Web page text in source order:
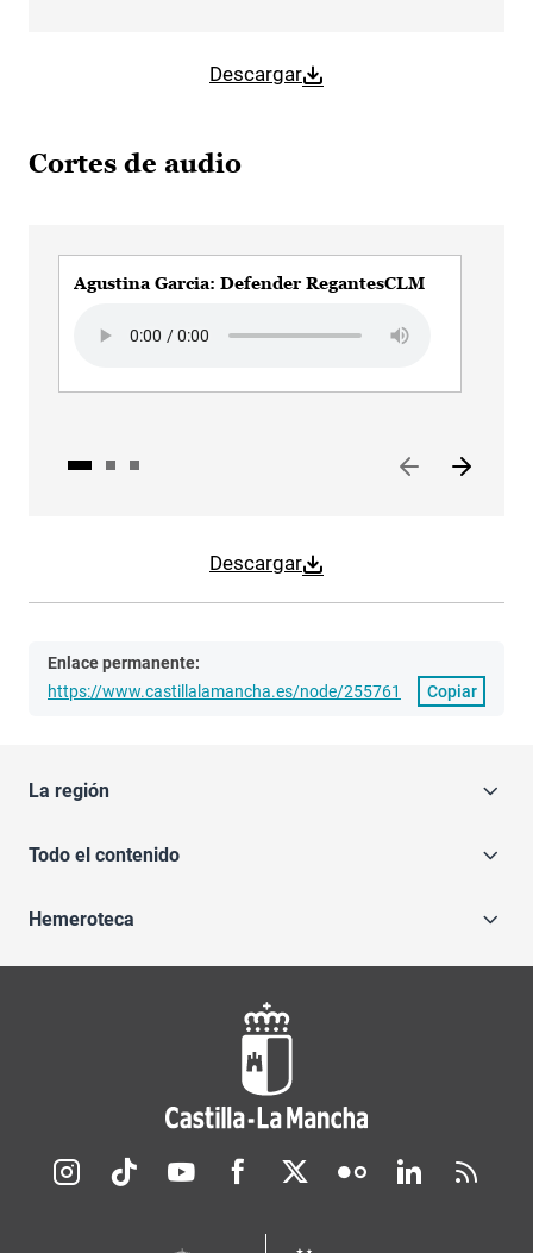
Descargar
Cortes de audio
Descargar
Agustina Garcia: Defender RegantesCLM
Enlace permanente:
https://www.castillalamancha.es/node/255761
Copiar
La región
Todo el contenido
Hemeroteca
Redes sociales JCCM